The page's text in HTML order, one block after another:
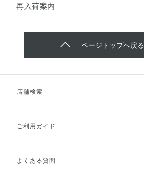
再入荷案内
ページトップへ戻る
店舗検索
ご利用ガイド
ご利用ガイドトップ
よくある質問